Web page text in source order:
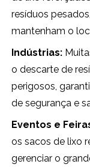
resíduos
mantenham o
Indústrias:
o descarte de
perigosos,
de segurança e
Eventos e
os sacos de lixo
gerenciar o